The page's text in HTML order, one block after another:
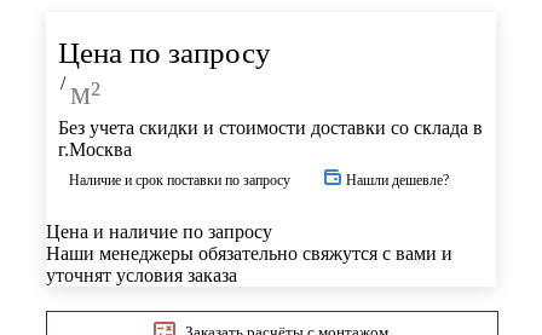
Цена по запросу
/ м²
Без учета скидки и стоимости доставки со склада в
г.Москва
Наличие и срок поставки по запросу Нашли дешевле?
Цена и наличие по запросу
Наши менеджеры обязательно свяжутся с вами и
уточнят условия заказа